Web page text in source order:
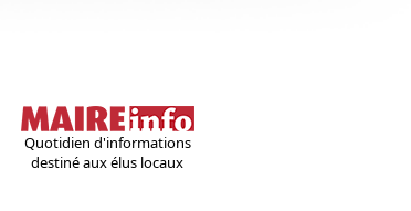
Quotidien d'informations
destiné aux élus locaux